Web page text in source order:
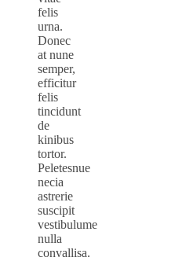
felis
urna.
Donec
at nune
semper,
efficitur
felis
tincidunt
de
kinibus
tortor.
Peletesnue
necia
astrerie
suscipit
vestibulume
nulla
convallisa.